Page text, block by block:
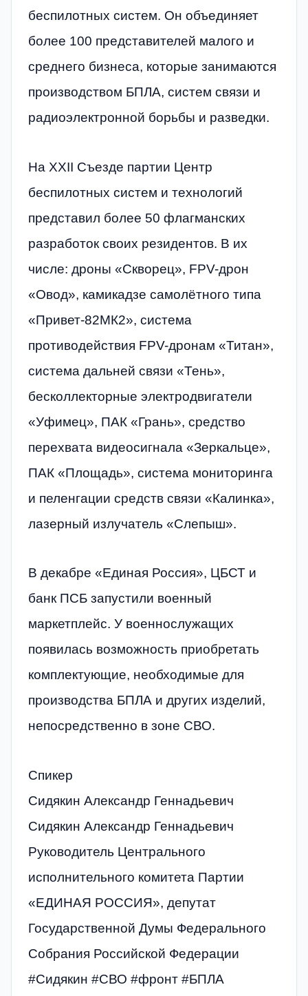
беспилотных систем. Он объединяет
более 100 представителей малого и
среднего бизнеса, которые занимаются
производством БПЛА, систем связи и
радиоэлектронной борьбы и разведки.
На XXII Съезде партии Центр
беспилотных систем и технологий
представил более 50 флагманских
разработок своих резидентов. В их
числе: дроны «Скворец», FPV-дрон
«Овод», камикадзе самолётного типа
«Привет-82МК2», система
противодействия FPV-дронам «Титан»,
система дальней связи «Тень»,
бесколлекторные электродвигатели
«Уфимец», ПАК «Грань», средство
перехвата видеосигнала «Зеркальце»,
ПАК «Площадь», система мониторинга
и пеленгации средств связи «Калинка»,
лазерный излучатель «Слепыш».
В декабре «Единая Россия», ЦБСТ и
банк ПСБ запустили военный
маркетплейс. У военнослужащих
появилась возможность приобретать
комплектующие, необходимые для
производства БПЛА и других изделий,
непосредственно в зоне СВО.
Спикер
Сидякин Александр Геннадьевич
Сидякин Александр Геннадьевич
Руководитель Центрального
исполнительного комитета Партии
«ЕДИНАЯ РОССИЯ», депутат
Государственной Думы Федерального
Собрания Российской Федерации
#Сидякин #СВО #фронт #БПЛА